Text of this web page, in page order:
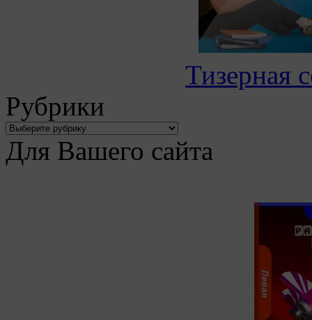
Тизерная
Рубрики
Для Вашего сайта